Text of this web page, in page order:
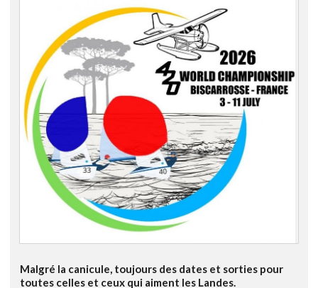
Malgré la canicule, toujours des dates et sorties pour
toutes celles et ceux qui aiment les Landes.